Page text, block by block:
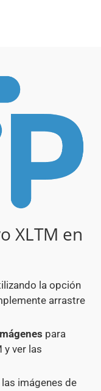
XLTM en
la opción
arrastre
para
y ver las
imágenes de